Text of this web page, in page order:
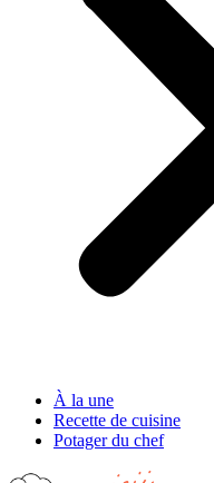
À la une
Recette de cuisine
Potager du chef